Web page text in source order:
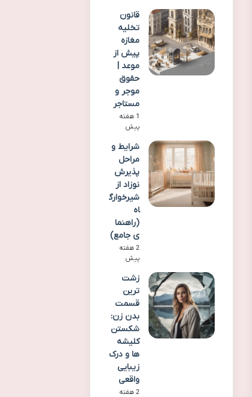
قانون
تخلیه
مغازه
پیش از
موعد |
حقوق
موجر و
مستاجر
1 هفته
پیش
شرایط و
مراحل
پذیرش
نوزاد از
شیرخوارگ
اه
(راهنما
ی جامع)
2 هفته
پیش
زشت
ترین
قسمت
بدن زن:
شکستن
کلیشه
ها و درک
زیبایی
واقعی
2 هفته